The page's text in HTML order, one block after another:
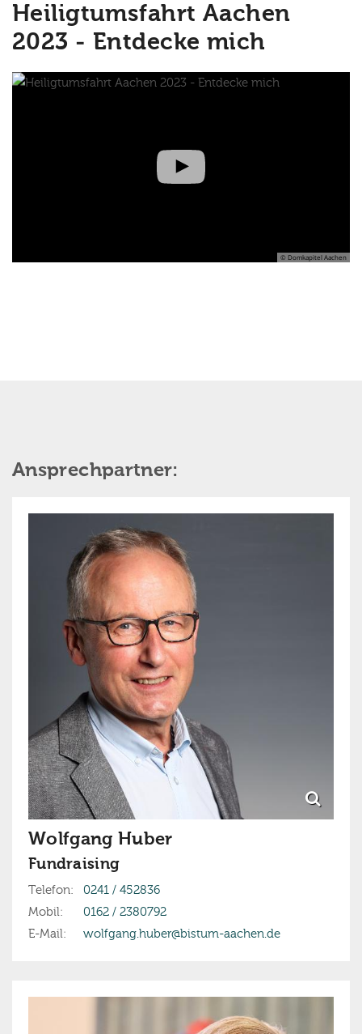
Heiligtumsfahrt Aachen
2023 - Entdecke mich
© Domkapitel Aachen
Ansprechpartner:
Wolfgang Huber
Fundraising
Telefon:
0241 / 452836
Mobil:
0162 / 2380792
E-Mail:
wolfgang.huber@bistum-aachen.de